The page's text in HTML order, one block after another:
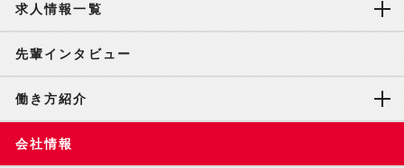
求人情報一覧
先輩インタビュー
働き方紹介
会社情報